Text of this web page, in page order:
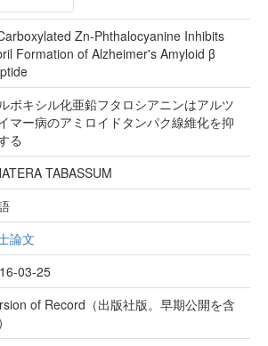
Zn-Phthalocyanine Inhibits
Formation of Alzheimer's Amyloid β
ボキシル化亜鉛フタロシアニンはアルツ
マー病のアミロイドタンパク線維化を抑
る
TABASSUM
論文
03-25
of Record（出版社版。早期公開を含